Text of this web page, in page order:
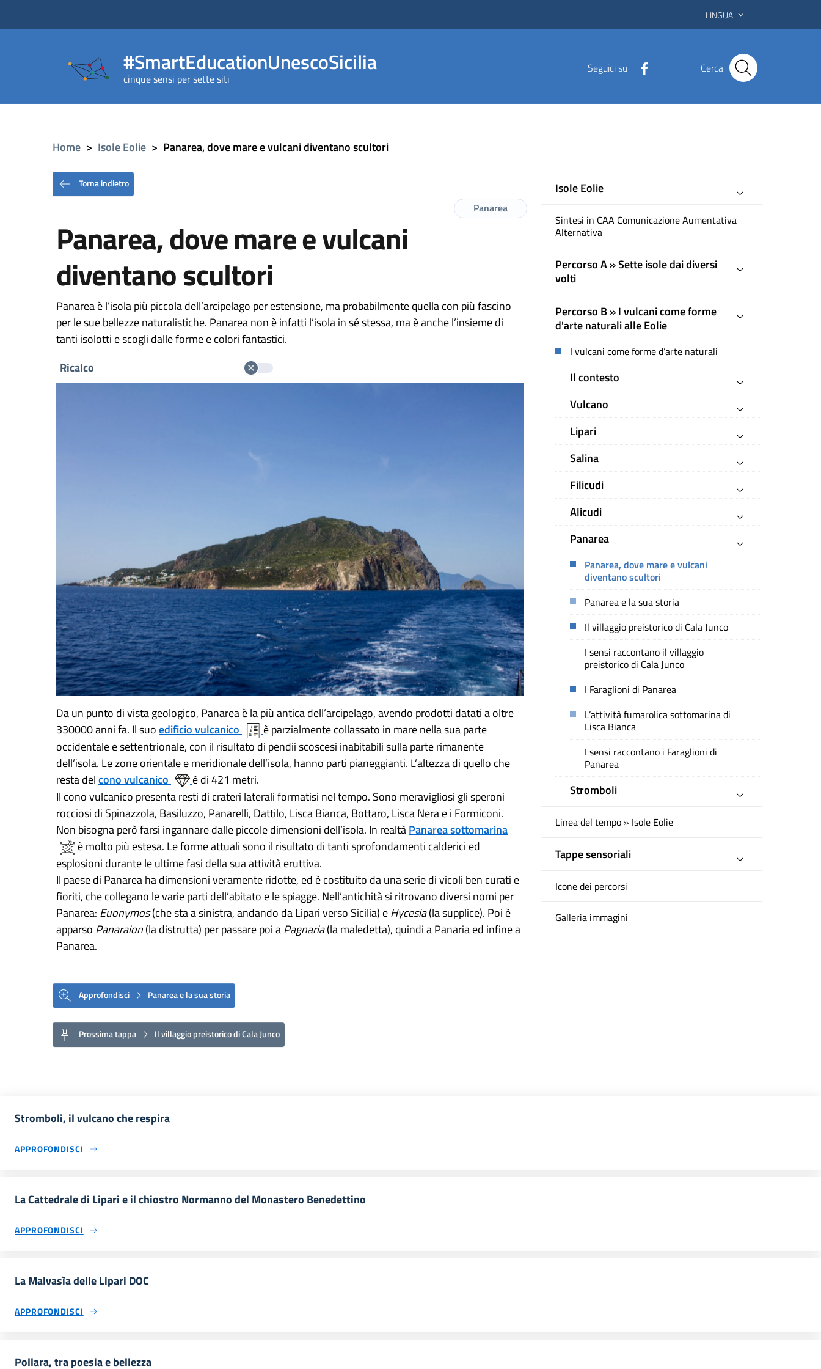
LINGUA
#SmartEducationUnescoSicilia
cinque sensi per sette siti
Seguici su Cerca
Home > Isole Eolie > Panarea, dove mare e vulcani diventano scultori
Torna indietro
Panarea
Panarea, dove mare e vulcani
diventano scultori
Panarea è l’isola più piccola dell’arcipelago per estensione, ma probabilmente quella con più fascino
per le sue bellezze naturalistiche. Panarea non è infatti l’isola in sé stessa, ma è anche l’insieme di
tanti isolotti e scogli dalle forme e colori fantastici.
Ricalco
Da un punto di vista geologico, Panarea è la più antica dell’arcipelago, avendo prodotti datati a oltre
330000 anni fa. Il suoedificio vulcanico
è parzialmente collassato in mare nella sua parte
occidentale e settentrionale, con il risultato di pendii scoscesi inabitabili sulla parte rimanente
dell’isola. Le zone orientale e meridionale dell’isola, hanno parti pianeggianti. L’altezza di quello che
resta delcono vulcanico
è di 421 metri.
Il cono vulcanico presenta resti di crateri laterali formatisi nel tempo. Sono meravigliosi gli speroni
rocciosi di Spinazzola, Basiluzzo, Panarelli, Dattilo, Lisca Bianca, Bottaro, Lisca Nera e i Formiconi.
Non bisogna però farsi ingannare dalle piccole dimensioni dell’isola. In realtàPanarea sottomarina
è molto più estesa. Le forme attuali sono il risultato di tanti sprofondamenti calderici ed
esplosioni durante le ultime fasi della sua attività eruttiva.
Il paese di Panarea ha dimensioni veramente ridotte, ed è costituito da una serie di vicoli ben curati e
fioriti, che collegano le varie parti dell’abitato e le spiagge. Nell’antichità si ritrovano diversi nomi per
Panarea: Euonymos(che sta a sinistra, andando da Lipari verso Sicilia) eHycesia(la supplice). Poi è
apparso Panaraion(la distrutta) per passare poi aPagnaria(la maledetta), quindi a Panaria ed infine a
Panarea.
Approfondisci Panarea e la sua storia
Prossima tappa Il villaggio preistorico di Cala Junco
Isole Eolie
Sintesi in CAA Comunicazione Aumentativa
Alternativa
Percorso A » Sette isole dai diversi
volti
Percorso B » I vulcani come forme
d'arte naturali alle Eolie
I vulcani come forme d’arte naturali
Il contesto
Vulcano
Lipari
Salina
Filicudi
Alicudi
Panarea
Panarea, dove mare e vulcani
diventano scultori
Panarea e la sua storia
Il villaggio preistorico di Cala Junco
I sensi raccontano il villaggio
preistorico di Cala Junco
I Faraglioni di Panarea
L’attività fumarolica sottomarina di
Lisca Bianca
I sensi raccontano i Faraglioni di
Panarea
Stromboli
Linea del tempo » Isole Eolie
Tappe sensoriali
Icone dei percorsi
Galleria immagini
Stromboli, il vulcano che respira
APPROFONDISCI
La Cattedrale di Lipari e il chiostro Normanno del Monastero Benedettino
APPROFONDISCI
La Malvasìa delle Lipari DOC
APPROFONDISCI
Pollara, tra poesia e bellezza